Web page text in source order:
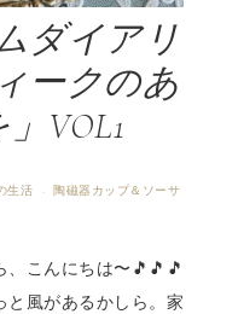
ダイアリ
ークのあ
VOL1
生活 ·
陶磁器カップ＆ソーサ
こんにちは〜🎵🎵🎵
と風があるかしら。家